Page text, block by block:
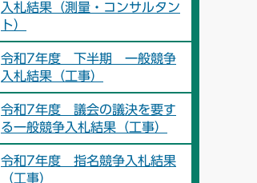
入札結果（測量・コンサルタン
ト）
令和7年度 下半期 一般競争
入札結果（工事）
令和7年度 議会の議決を要す
る一般競争入札結果（工事）
令和7年度 指名競争入札結果
（工事）